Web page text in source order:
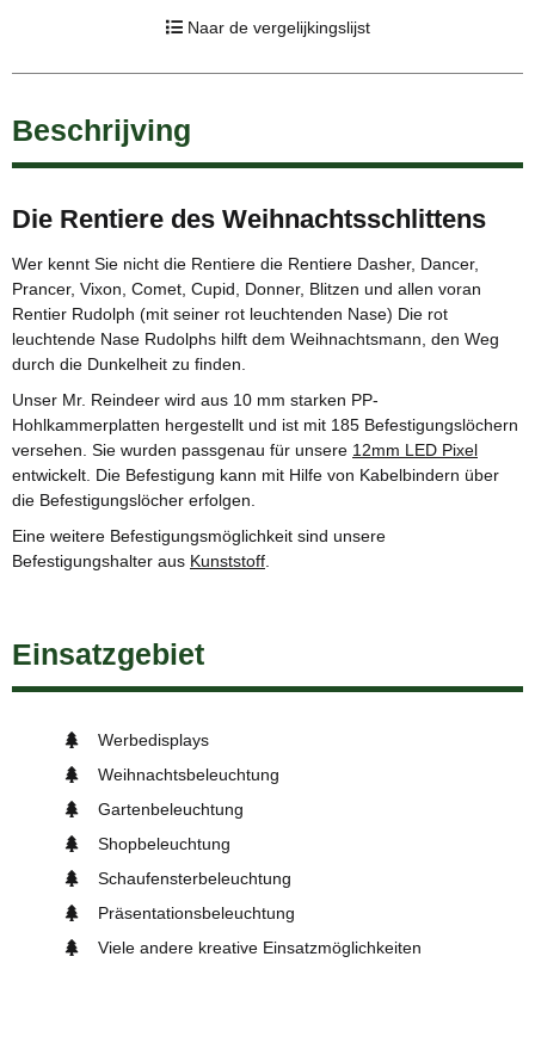
Naar de vergelijkingslijst
Beschrijving
Die Rentiere des Weihnachtsschlittens
Wer kennt Sie nicht die Rentiere die Rentiere Dasher, Dancer,
Prancer, Vixon, Comet, Cupid, Donner, Blitzen und allen voran
Rentier Rudolph (mit seiner rot leuchtenden Nase) Die rot
leuchtende Nase Rudolphs hilft dem Weihnachtsmann, den Weg
durch die Dunkelheit zu finden.
Unser Mr. Reindeer wird aus 10 mm starken PP-
Hohlkammerplatten hergestellt und ist mit 185 Befestigungslöchern
versehen. Sie wurden passgenau für unsere 12mm LED Pixel
entwickelt. Die Befestigung kann mit Hilfe von Kabelbindern über
die Befestigungslöcher erfolgen.
Eine weitere Befestigungsmöglichkeit sind unsere
Befestigungshalter aus Kunststoff
Einsatzgebiet
Werbedisplays
Weihnachtsbeleuchtung
Gartenbeleuchtung
Shopbeleuchtung
Schaufensterbeleuchtung
Präsentationsbeleuchtung
Viele andere kreative Einsatzmöglichkeiten